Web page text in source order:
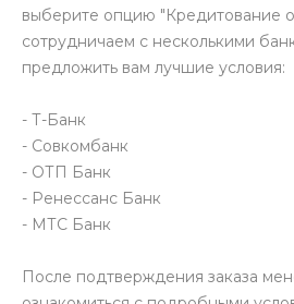
выберите опцию "Кредитование
сотрудничаем с несколькими
предложить вам лучшие условия:
- Т-Банк
- Совкомбанк
- ОТП Банк
- Ренессанс Банк
- МТС Банк
После подтверждения заказа